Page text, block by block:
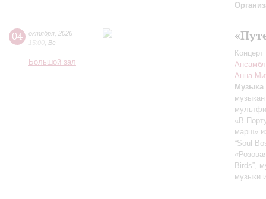
04 октября 2026
15:00 Вс
Большой зал
Анна
Музыка
«В
марш»
“Soul
Birds”,
музыки